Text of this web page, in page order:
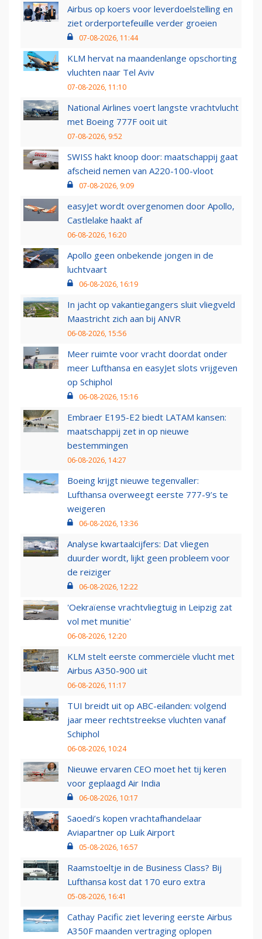
Airbus op koers voor leverdoelstelling en
ziet orderportefeuille verder groeien
07-08-2026, 11:44
KLM hervat na maandenlange opschorting
vluchten naar Tel Aviv
07-08-2026, 11:10
National Airlines voert langste vrachtvlucht
met Boeing 777F ooit uit
07-08-2026, 9:52
SWISS hakt knoop door: maatschappij gaat
afscheid nemen van A220-100-vloot
07-08-2026, 9:09
easyJet wordt overgenomen door Apollo,
Castlelake haakt af
06-08-2026, 16:20
Apollo geen onbekende jongen in de
luchtvaart
06-08-2026, 16:19
In jacht op vakantiegangers sluit vliegveld
Maastricht zich aan bij ANVR
06-08-2026, 15:56
Meer ruimte voor vracht doordat onder
meer Lufthansa en easyJet slots vrijgeven
op Schiphol
06-08-2026, 15:16
Embraer E195-E2 biedt LATAM kansen:
maatschappij zet in op nieuwe
bestemmingen
06-08-2026, 14:27
Boeing krijgt nieuwe tegenvaller:
Lufthansa overweegt eerste 777-9’s te
weigeren
06-08-2026, 13:36
Analyse kwartaalcijfers: Dat vliegen
duurder wordt, lijkt geen probleem voor
de reiziger
06-08-2026, 12:22
'Oekraïense vrachtvliegtuig in Leipzig zat
vol met munitie'
06-08-2026, 12:20
KLM stelt eerste commerciële vlucht met
Airbus A350-900 uit
06-08-2026, 11:17
TUI breidt uit op ABC-eilanden: volgend
jaar meer rechtstreekse vluchten vanaf
Schiphol
06-08-2026, 10:24
Nieuwe ervaren CEO moet het tij keren
voor geplaagd Air India
06-08-2026, 10:17
Saoedi’s kopen vrachtafhandelaar
Aviapartner op Luik Airport
05-08-2026, 16:57
Raamstoeltje in de Business Class? Bij
Lufthansa kost dat 170 euro extra
05-08-2026, 16:41
Cathay Pacific ziet levering eerste Airbus
A350F maanden vertraging oplopen